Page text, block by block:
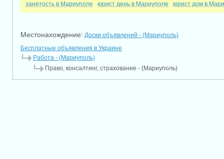
занятость в Мариуполе
юрист день в Мариуполе юрист дом в
Местонахождение: Доски объявлений - (Мариуполь)
Бесплатные объявления в Украине
Работа - (Мариуполь)
Право, консалтинг, страхование - (Мариуполь)